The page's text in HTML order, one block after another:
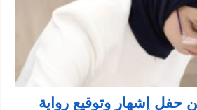
حفل إشهار وتوقيع رواية